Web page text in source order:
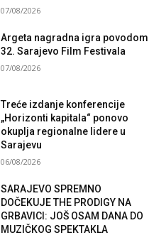
07/08/2026
Argeta nagradna igra povodom
32. Sarajevo Film Festivala
07/08/2026
Treće izdanje konferencije
„Horizonti kapitala“ ponovo
okuplja regionalne lidere u
Sarajevu
06/08/2026
SARAJEVO SPREMNO
DOČEKUJE THE PRODIGY NA
GRBAVICI: JOŠ OSAM DANA DO
MUZIČKOG SPEKTAKLA